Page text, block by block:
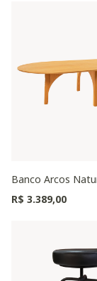
Banco Arcos
R$ 3.389,00